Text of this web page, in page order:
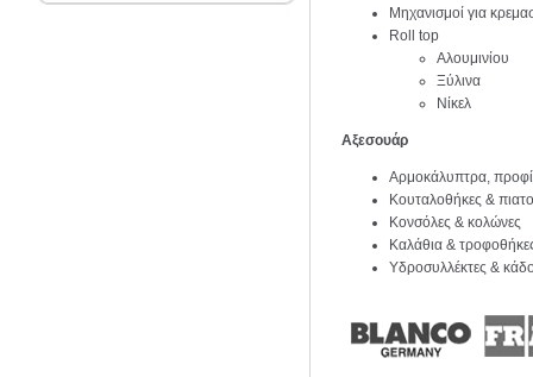
Μηχανισμοί για
Roll top
Αλουμινίου
Ξύλινα
Νίκελ
Αξεσουάρ
Αρμοκάλυπτρα,
Κουταλοθήκες &
Κονσόλες & κολώνες
Καλάθια &
Υδροσυλλέκτες &